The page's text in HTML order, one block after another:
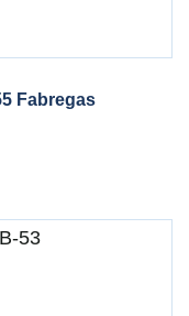
Fabregas